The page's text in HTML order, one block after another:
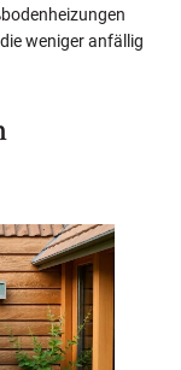
weniger anfällig